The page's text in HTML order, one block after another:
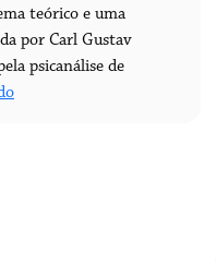
teórico e uma
por Carl Gustav
psicanálise de